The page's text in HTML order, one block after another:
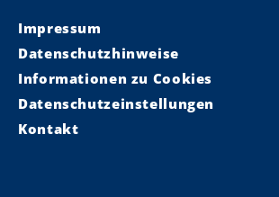
Impressum
Datenschutzhinweise
Informationen zu Cookies
Datenschutzeinstellungen
Kontakt